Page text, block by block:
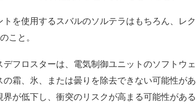
を使用するスバルのソルテラはもちろん、レク
こと。
フロスターは、電気制御ユニットのソフトウェ
霜、氷、または曇りを除去できない可能性があ
が低下し、衝突のリスクが高まる可能性がある